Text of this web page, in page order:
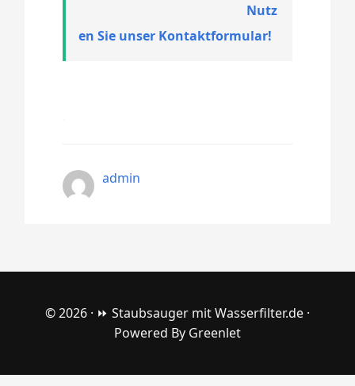
Nutz
en Sie unser Kontaktformular!
admin
© 2026 · ⏩ Staubsauger mit Wasserfilter.de ·
Powered By Greenlet